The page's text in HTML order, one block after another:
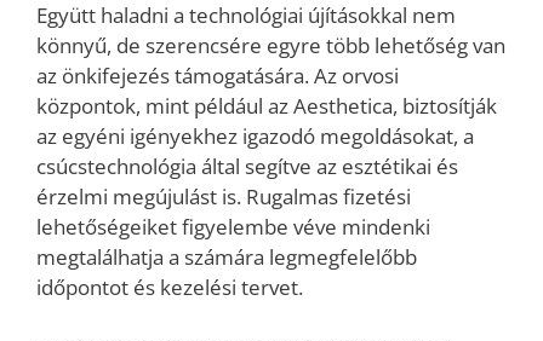
Együtt haladni a technológiai újításokkal nem
könnyű, de szerencsére egyre több lehetőség van
az önkifejezés támogatására. Az orvosi
központok, mint például az Aesthetica, biztosítják
az egyéni igényekhez igazodó megoldásokat, a
csúcstechnológia által segítve az esztétikai és
érzelmi megújulást is. Rugalmas fizetési
lehetőségeiket figyelembe véve mindenki
megtalálhatja a számára legmegfelelőbb
időpontot és kezelési tervet.